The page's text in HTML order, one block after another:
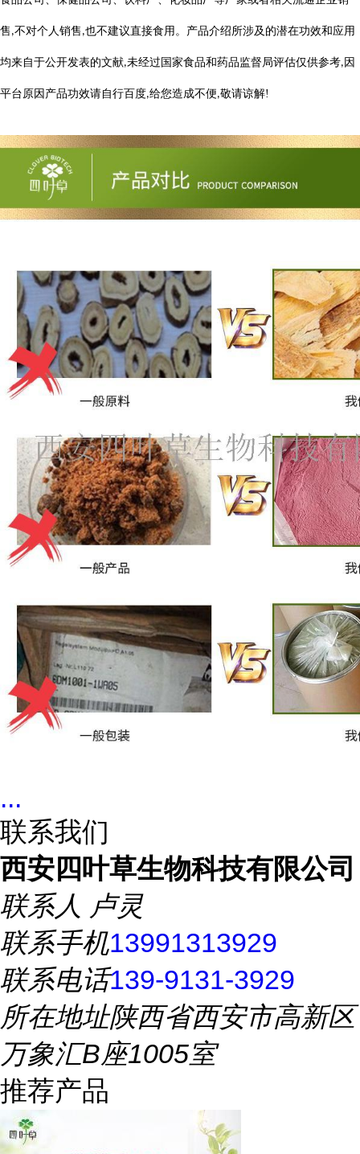
售,不对个人销售,也不建议直接食用。产品介绍所涉及的潜在功效和应用
均来自于公开发表的文献,未经过国家食品和药品监督局评估仅供参考, 因
平台原因产品功效请自行百度,给您造成不便,敬请谅解!
...
联系我们
西安四叶草生物科技有限公司
联系人 卢灵
联系手机13991313929
联系电话139-9131-3929
所在地址陕西省西安市高新区
万象汇B座1005室
推荐产品